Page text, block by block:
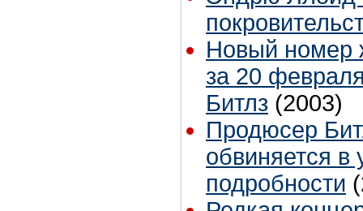
Новый номер
за 20
Битлз (2003)
Продюсер
обвиняется в
подробности